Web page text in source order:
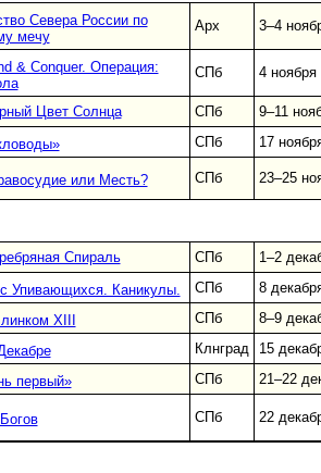
Севера России по
мечу
Арх 3–4
& Conquer. Операция:
СПб 4 ноября
Цвет Солнца СПб 9–11
СПб 17
или Месть? СПб 23–25
Спираль СПб 1–2
Упивающихся. Каникулы. СПб 8
XIII СПб 8–9
Клнград 15
первый» СПб 21–22
СПб 22